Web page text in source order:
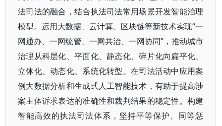
法司法的融合，结合执法司法常用场景开发智能治理
模型。运用大数据、云计算、区块链等新技术实现“一
网通办、一网统管、一网共治、一网协同”，推动城市
治理从科层化、平面化、静态化、碎片化向扁平化、
立体化、动态化、系统化转型。在司法活动中应用案
例大数据分析和生成式人工智能技术，有助于提高涉
案主体诉求表达的准确性和裁判结果的稳定性。构建
智能高效的执法司法体系，坚持平等保护、同等惩